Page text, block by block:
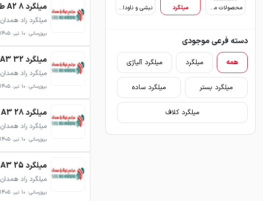
محصولات مفتولی میلگرد نبشی و ناودانی
دسته فرعی موجودی
همه میلگرد میلگرد آلیاژی
میلگرد بستر میلگرد ساده
میلگرد کلاف
میلگرد 8 A2 طول 12 راد همدان
میلگرد راد همدان
بروزرسانی: 10 تیر، 1405
میلگرد 32 A3 طول 12 راد همدان
میلگرد راد همدان
بروزرسانی: 10 تیر، 1405
میلگرد 28 A3 طول 12 راد همدان
میلگرد راد همدان
بروزرسانی: 10 تیر، 1405
میلگرد 25 A3 طول 12 راد همدان
میلگرد راد همدان
بروزرسانی: 10 تیر، 1405